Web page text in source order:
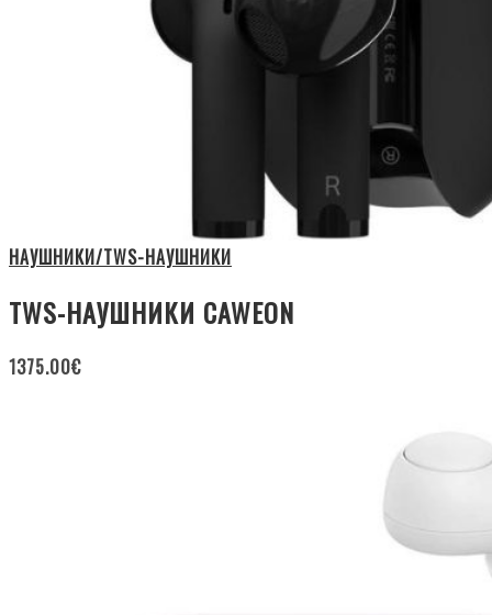
НАУШНИКИ/TWS-НАУШНИКИ
TWS-НАУШНИКИ CAWEON
1375.00€